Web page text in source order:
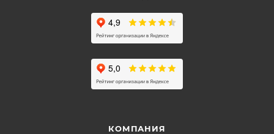
КОМПАНИЯ